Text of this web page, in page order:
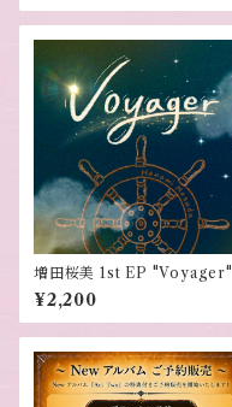
増田桜美 1st EP "Voyager"
¥2,200